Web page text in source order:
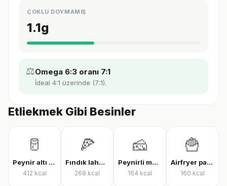
ÇOKLU DOYMAMIŞ
1.1g
⚖️Omega 6:3 oranı 7:1
İdeal 4:1 üzerinde (7:1).
Etliekmek Gibi Besinler
🥛
Peynir altı suyu protein tozu
412 kcal
🍕
Fındık lahmacun
268 kcal
🧀
Peynirli makarna
164 kcal
🍟
Airfryer patates kızartması
160 kcal